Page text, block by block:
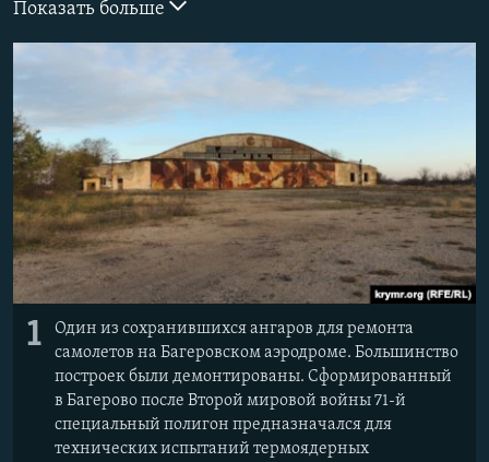
УКРАИНСКАЯ ПРОБЛЕМА КРЫМА
ПРИСОЕДИНЯЙТЕСЬ!
Все сайты RFE/RL
Показать больше
1
Один из сохранившихся ангаров для ремонта
самолетов на Багеровском аэродроме. Большинство
построек были демонтированы. Сформированный
в Багерово после Второй мировой войны 71-й
специальный полигон предназначался для
технических испытаний термоядерных